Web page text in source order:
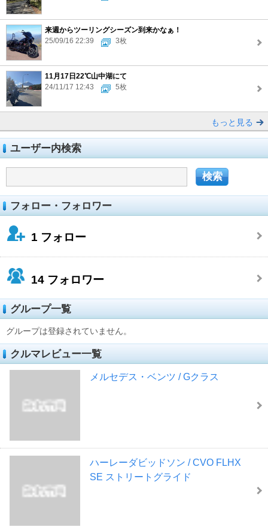
来週からツーリングシーズン到来かなぁ！
25/09/16 22:39
3枚
11月17日22℃山中湖にて
24/11/17 12:43
5枚
もっと見る
ユーザー内検索
フォロー・フォロワー
1 フォロー
14 フォロワー
グループ一覧
グループは登録されていません。
クルマレビュー一覧
メルセデス・ベンツ / Gクラス
ハーレーダビッドソン / CVO FLHX
SE ストリートグライド